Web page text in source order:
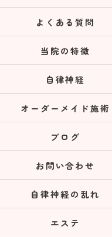
よくある質問
当院の特徴
自律神経
オーダーメイド施術
ブログ
お問い合わせ
自律神経の乱れ
エステ